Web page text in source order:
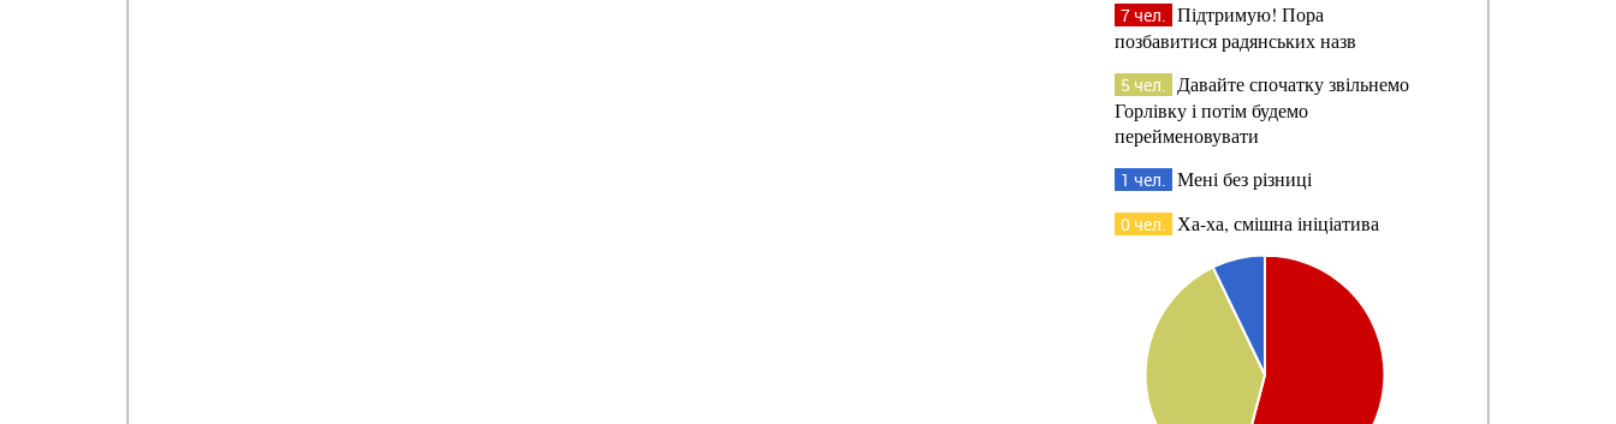
7 чел. Підтримую! Пора
позбавитися радянських назв
5 чел. Давайте спочатку звільнемо
Горлівку і потім будемо
перейменовувати
1 чел. Мені без різниці
0 чел. Ха-ха, смішна ініціатива